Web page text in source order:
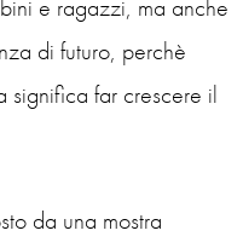
e ragazzi, ma anche
di futuro, perchè
significa far crescere il
da una mostra